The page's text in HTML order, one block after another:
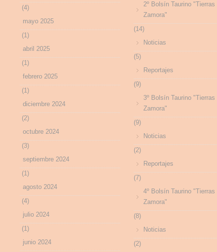
(4)
mayo 2025
(1)
abril 2025
(1)
febrero 2025
(1)
diciembre 2024
(2)
octubre 2024
(3)
septiembre 2024
(1)
agosto 2024
(4)
julio 2024
(1)
junio 2024
2º Bolsín Taurino "Tierras
Zamora"
(14)
Noticias
(5)
Reportajes
(9)
3º Bolsín Taurino "Tierras
Zamora"
(9)
Noticias
(2)
Reportajes
(7)
4º Bolsín Taurino "Tierras
Zamora"
(8)
Noticias
(2)